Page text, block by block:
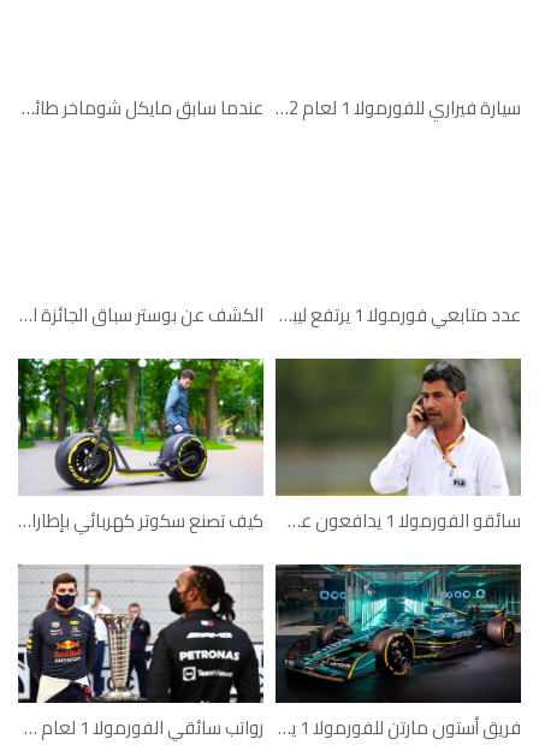
عندما سابق مايكل شوماخر طائرة حربية عام 2003 في سيارة فيراري للفورمولا 1 سيارة فيراري للفورمولا 1 لعام 2022 تتزيّن بالستكرات
الكشف عن بوستر سباق الجائزة الكبرى التاريخي في دبي 2022 عدد متابعي فورمولا 1 يرتفع ليبلغ 49.1 مليون متابع على وسائل التواصل
كيف تصنع سكوتر كهربائي بإطارات فورمولا1 سائقو الفورمولا 1 يدافعون عن مايكل ماسي
رواتب سائقي الفورمولا 1 لعام 2022 فريق أستون مارتن للفورمولا 1 يكشف عن سيارته لموسم 2022